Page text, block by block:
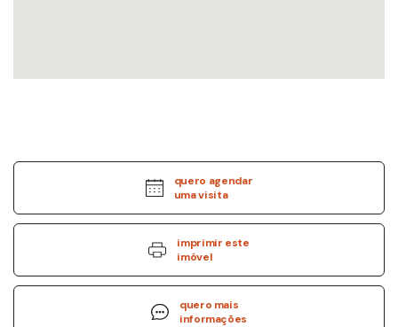
quero agendar
uma visita
imprimir este
imóvel
quero mais
informações